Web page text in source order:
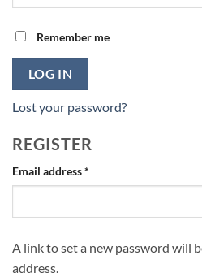
Remember me
LOG IN
Lost your password?
REGISTER
Email address*
A link to set a new password will
address.